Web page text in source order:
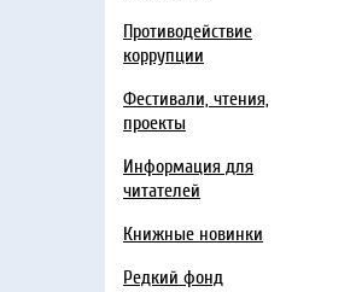
Противодействие
коррупции
Фестивали, чтения,
проекты
Информация для
читателей
Книжные новинки
Редкий фонд